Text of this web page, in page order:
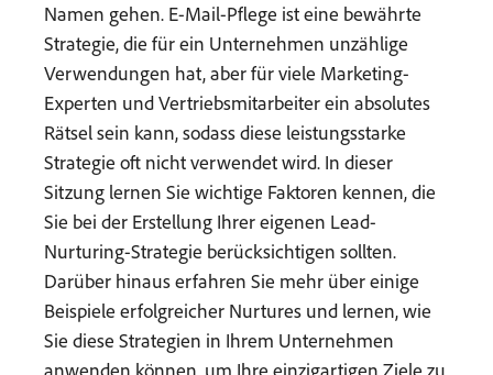
Namen gehen. E-Mail-Pflege ist eine bewährte
Strategie, die für ein Unternehmen unzählige
Verwendungen hat, aber für viele Marketing-
Experten und Vertriebsmitarbeiter ein absolutes
Rätsel sein kann, sodass diese leistungsstarke
Strategie oft nicht verwendet wird. In dieser
Sitzung lernen Sie wichtige Faktoren kennen, die
Sie bei der Erstellung Ihrer eigenen Lead-
Nurturing-Strategie berücksichtigen sollten.
Darüber hinaus erfahren Sie mehr über einige
Beispiele erfolgreicher Nurtures und lernen, wie
Sie diese Strategien in Ihrem Unternehmen